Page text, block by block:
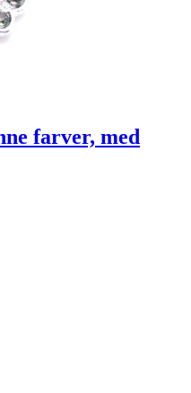
farver, med